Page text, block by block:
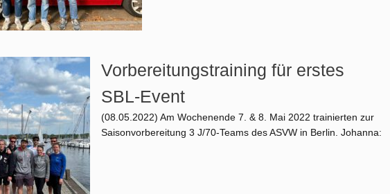
Vorbereitungstraining für erstes
SBL-Event
(08.05.2022) Am Wochenende 7. & 8. Mai 2022 trainierten zur
Saisonvorbereitung 3 J/70-Teams des ASVW in Berlin. Johanna: